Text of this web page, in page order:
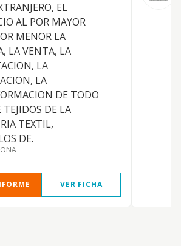
EL
AL POR MAYOR
MENOR LA
LA VENTA, LA
LA
LA
DE TODO
DE LA
TEXTIL,
DE.
VER FICHA